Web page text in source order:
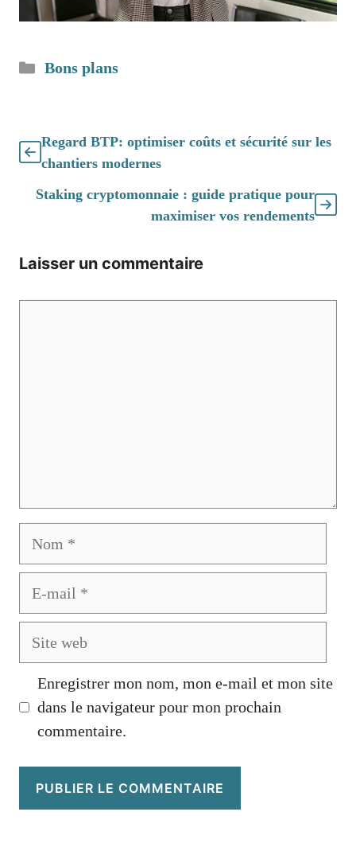
Catégories
Bons plans
Regard BTP: optimiser coûts et sécurité sur les
chantiers modernes
Staking cryptomonnaie : guide pratique pour
maximiser vos rendements
Laisser un commentaire
Enregistrer mon nom, mon e-mail et mon site
dans le navigateur pour mon prochain
commentaire.